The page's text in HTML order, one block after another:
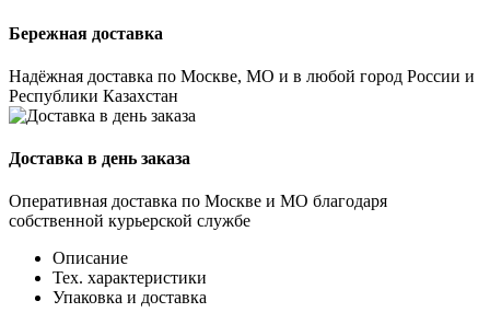
Бережная доставка
Надёжная доставка по Москве, МО и в любой город России и
Республики Казахстан
Доставка в день заказа
Оперативная доставка по Москве и МО благодаря
собственной курьерской службе
Описание
Тех. характеристики
Упаковка и доставка